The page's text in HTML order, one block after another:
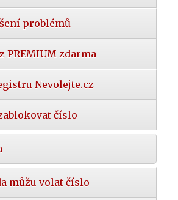
problémů
PREMIUM zdarma
Nevolejte.cz
číslo
můžu volat číslo